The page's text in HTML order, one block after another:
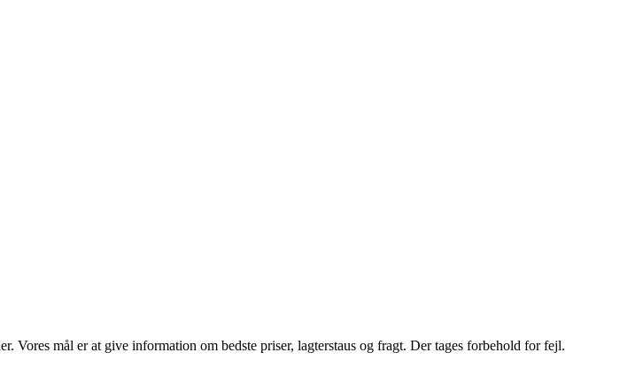
mål er at give information om bedste priser, lagterstaus og fragt. Der tages forbehold for fejl.